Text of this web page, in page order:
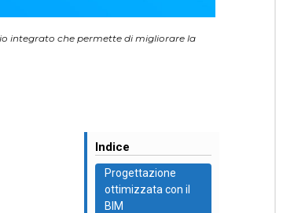
integrato che permette di migliorare la
Indice
Progettazione
ottimizzata con il
BIM